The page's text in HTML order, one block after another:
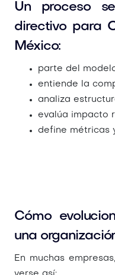
Un proceso
directivo para
México:
parte del
entiende la
analiza
evalúa impacto
define métricas
Cómo
una
En muchas